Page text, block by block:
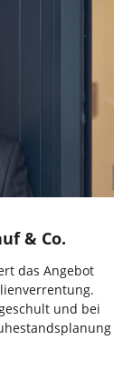
& Co.
das Angebot
und bei